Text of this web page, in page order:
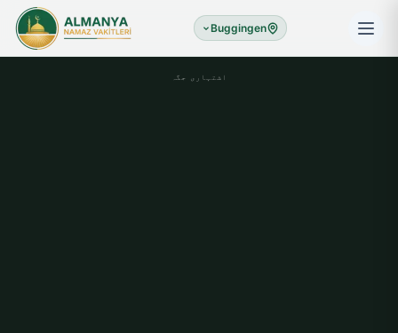
Buggingen
اشتہاری جگہ